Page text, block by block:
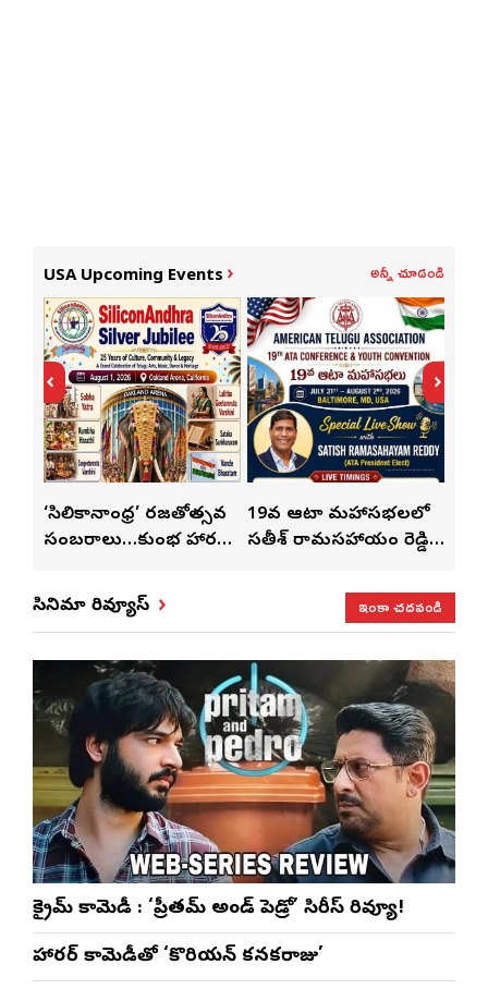
USA Upcoming Events అన్నీ చూడండి
‘సిలికానాంధ్ర’ రజతోత్సవ
సంబరాలు…కుంభ హారతి
19వ ఆటా మహాసభలలో
సతీశ్ రామసహాయం రెడ్డి
సినిమా రివ్యూస్
ఇంకా చదవండి
క్రైమ్ కామెడీ : ‘ప్రీతమ్ అండ్ పెడ్రో’ సిరీస్ రివ్యూ!
హారర్ కామెడీతో ‘కొరియన్ కనకరాజు’